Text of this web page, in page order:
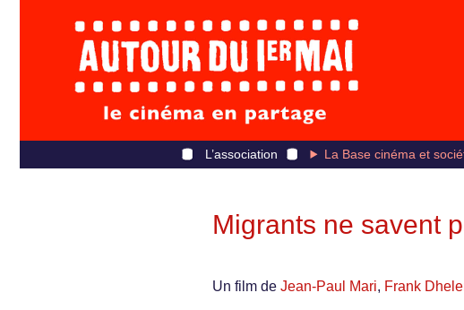
L’association La Base cinéma et
Migrants ne savent
Un film de Jean-Paul Mari, Frank